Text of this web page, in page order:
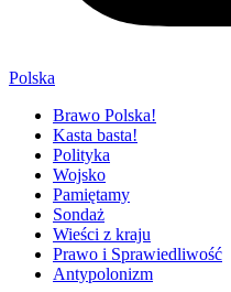
Polska
Brawo Polska!
Kasta basta!
Polityka
Wojsko
Pamiętamy
Sondaż
Wieści z kraju
Prawo i Sprawiedliwość
Antypolonizm